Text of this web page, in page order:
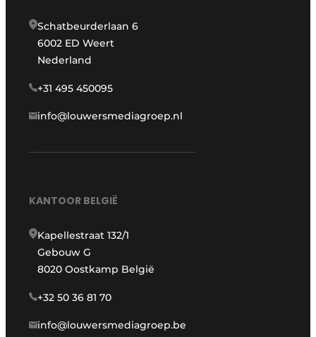
Schatbeurderlaan 6
6002 ED Weert
Nederland
+31 495 450095
info@louwersmediagroep.nl
KANTOOR BELGIË
Kapellestraat 132/1
Gebouw G
8020 Oostkamp België
+32 50 36 81 70
info@louwersmediagroep.be